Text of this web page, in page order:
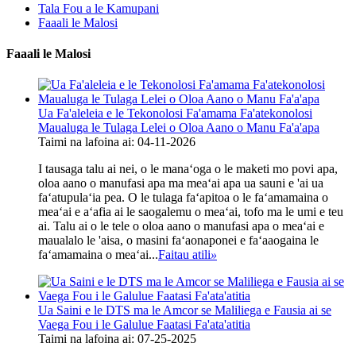
Tala Fou a le Kamupani
Faaali le Malosi
Faaali le Malosi
Ua Fa'aleleia e le Tekonolosi Fa'amama Fa'atekonolosi
Maualuga le Tulaga Lelei o Oloa Aano o Manu Fa'a'apa
Taimi na lafoina ai: 04-11-2026
I tausaga talu ai nei, o le manaʻoga o le maketi mo povi apa,
oloa aano o manufasi apa ma meaʻai apa ua sauni e 'ai ua
faʻatupulaʻia pea. O le tulaga faʻapitoa o le faʻamamaina o
meaʻai e aʻafia ai le saogalemu o meaʻai, tofo ma le umi e teu
ai. Talu ai o le tele o oloa aano o manufasi apa o meaʻai e
maualalo le 'aisa, o masini faʻaonaponei e faʻaaogaina le
faʻamamaina o meaʻai...Faitau atili»
Ua Saini e le DTS ma le Amcor se Maliliega e Fausia ai se
Vaega Fou i le Galulue Faatasi Fa'ata'atitia
Taimi na lafoina ai: 07-25-2025